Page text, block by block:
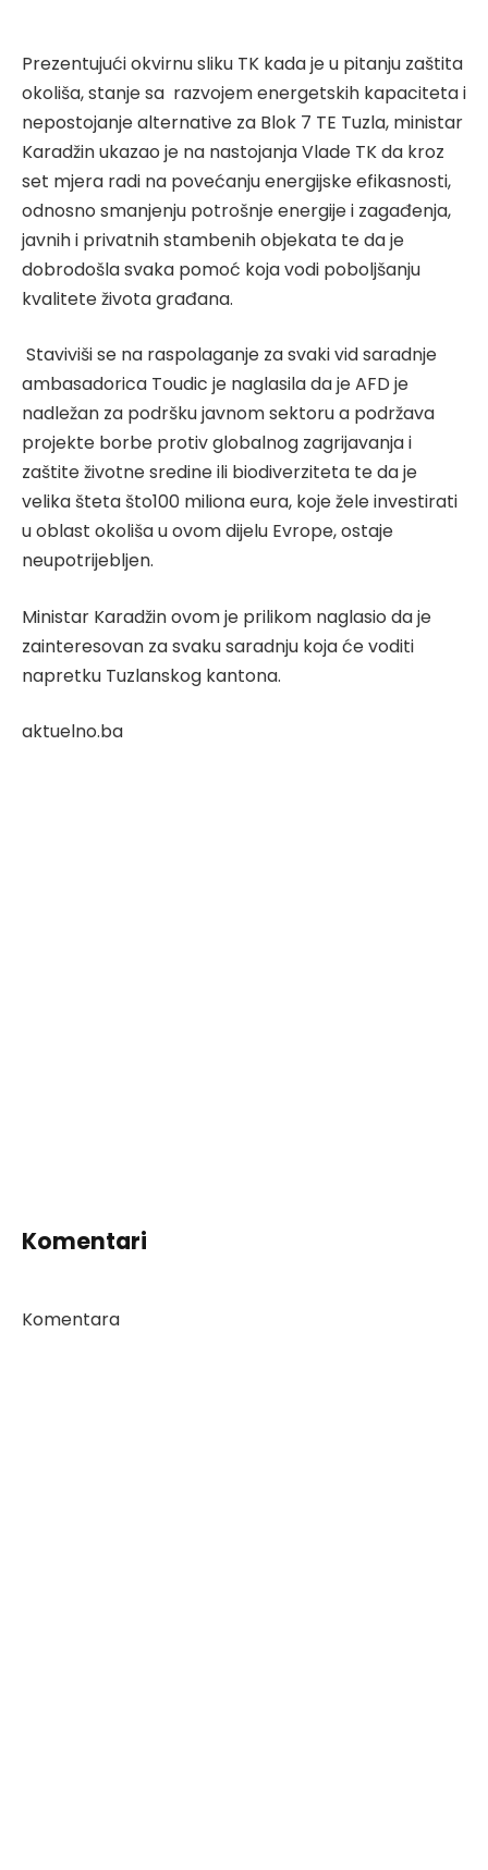
Prezentujući okvirnu sliku TK kada je u pitanju zaštita
okoliša, stanje sa razvojem energetskih kapaciteta i
nepostojanje alternative za Blok 7 TE Tuzla, ministar
Karadžin ukazao je na nastojanja Vlade TK da kroz
set mjera radi na povećanju energijske efikasnosti,
odnosno smanjenju potrošnje energije i zagađenja,
javnih i privatnih stambenih objekata te da je
dobrodošla svaka pomoć koja vodi poboljšanju
kvalitete života građana.
Staviviši se na raspolaganje za svaki vid saradnje
ambasadorica Toudic je naglasila da je AFD je
nadležan za podršku javnom sektoru a podržava
projekte borbe protiv globalnog zagrijavanja i
zaštite životne sredine ili biodiverziteta te da je
velika šteta što100 miliona eura, koje žele investirati
u oblast okoliša u ovom dijelu Evrope, ostaje
neupotrijebljen.
Ministar Karadžin ovom je prilikom naglasio da je
zainteresovan za svaku saradnju koja će voditi
napretku Tuzlanskog kantona.
aktuelno.ba
Komentari
Komentara